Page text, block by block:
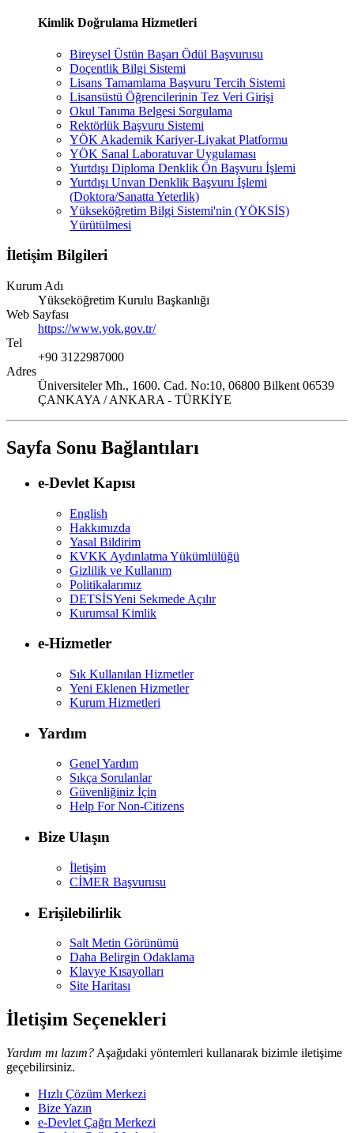
Kimlik Doğrulama Hizmetleri
Bireysel Üstün Başarı Ödül Başvurusu
Doçentlik Bilgi Sistemi
Lisans Tamamlama Başvuru Tercih Sistemi
Lisansüstü Öğrencilerinin Tez Veri Girişi
Okul Tanıma Belgesi Sorgulama
Rektörlük Başvuru Sistemi
YÖK Akademik Kariyer-Liyakat Platformu
YÖK Sanal Laboratuvar Uygulaması
Yurtdışı Diploma Denklik Ön Başvuru İşlemi
Yurtdışı Unvan Denklik Başvuru İşlemi
(Doktora/Sanatta Yeterlik)
Yükseköğretim Bilgi Sistemi'nin (YÖKSİS)
Yürütülmesi
İletişim Bilgileri
Kurum Adı
Yükseköğretim Kurulu Başkanlığı
Web Sayfası
https://www.yok.gov.tr/
Tel
+90 3122987000
Adres
Üniversiteler Mh., 1600. Cad. No:10, 06800 Bilkent 06539
ÇANKAYA / ANKARA - TÜRKİYE
Sayfa Sonu Bağlantıları
e-Devlet Kapısı
English
Hakkımızda
Yasal Bildirim
KVKK Aydınlatma Yükümlülüğü
Gizlilik ve Kullanım
Politikalarımız
DETSİSYeni Sekmede Açılır
Kurumsal Kimlik
e-Hizmetler
Sık Kullanılan Hizmetler
Yeni Eklenen Hizmetler
Kurum Hizmetleri
Yardım
Genel Yardım
Sıkça Sorulanlar
Güvenliğiniz İçin
Help For Non-Citizens
Bize Ulaşın
İletişim
CİMER Başvurusu
Erişilebilirlik
Salt Metin Görünümü
Daha Belirgin Odaklama
Klavye Kısayolları
Site Haritası
İletişim Seçenekleri
Yardım mı lazım? Aşağıdaki yöntemleri kullanarak bizimle iletişime
geçebilirsiniz.
Hızlı Çözüm Merkezi
Bize Yazın
e-Devlet Çağrı Merkezi